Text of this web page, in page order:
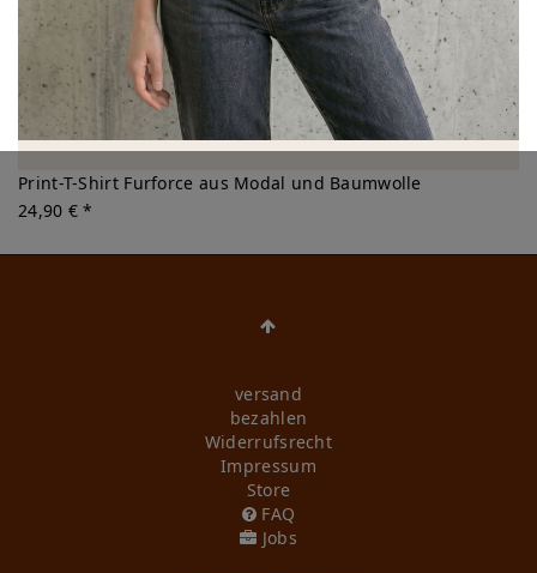
Print-T-Shirt Furforce aus Modal und Baumwolle
24,90 € *
versand
bezahlen
Widerrufs­recht
Impressum
Store
FAQ
Jobs